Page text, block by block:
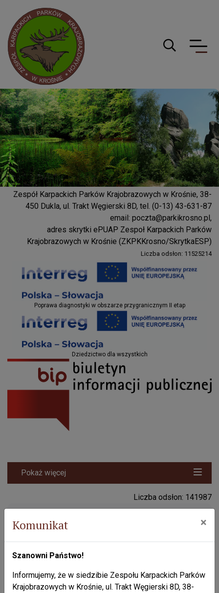
Projekty EU
Poprawa diagnostyki w obszarze przygranicznym II etap
Projekty EU
Dziedzictwo dla wszystkich
Zespół Karpackich Parków Krajobrazowych w Krośnie, 38-
450 Dukla, ul. Trakt Węgierski 8D, tel. (0-13) 43-631-87
email: poczta@parkikrosno.pl,
adres skrytki ePUAP Zespoł Karpackich Parków
Krajobrazowych w Krośnie (ZKPKKrosno/SkrytkaESP)
Liczba odsłon: 11525214
Parki Krosno
Logo serwisu
Pokaż więcej
Liczba odsłon: 141987
Pomniki przyrody: "Bartłomiej" i
"Bogumiła".
Komunikat ×
Szanowni Państwo!
Informujemy, że w siedzibie Zespołu Karpackich Parków
Krajobrazowych w Krośnie, ul. Trakt Węgierski 8D, 38-